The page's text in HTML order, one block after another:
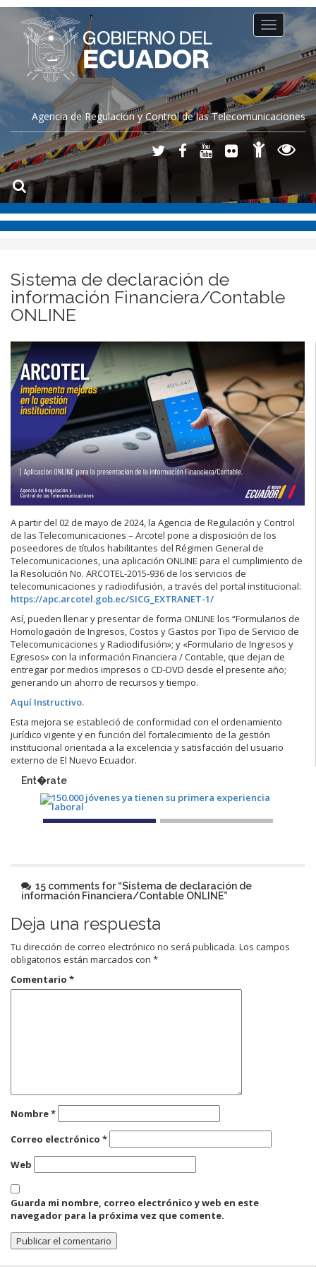
Agencia de Regulación y Control de las Telecomunicaciones
Toggle
navigation
Sistema de declaración de
información Financiera/Contable
ONLINE
A partir del 02 de mayo de 2024, la Agencia de Regulación y Control
de las Telecomunicaciones – Arcotel pone a disposición de los
poseedores de títulos habilitantes del Régimen General de
Telecomunicaciones, una aplicación ONLINE para el cumplimiento de
la Resolución No. ARCOTEL-2015-936 de los servicios de
telecomunicaciones y radiodifusión, a través del portal institucional:
https://apc.arcotel.gob.ec/SICG_EXTRANET-1/
Así, pueden llenar y presentar de forma ONLINE los “Formularios de
Homologación de Ingresos, Costos y Gastos por Tipo de Servicio de
Telecomunicaciones y Radiodifusión»; y «Formulario de Ingresos y
Egresos» con la información Financiera / Contable, que dejan de
entregar por medios impresos o CD-DVD desde el presente año;
generando un ahorro de recursos y tiempo.
Aquí Instructivo.
Esta mejora se estableció de conformidad con el ordenamiento
jurídico vigente y en función del fortalecimiento de la gestión
institucional orientada a la excelencia y satisfacción del usuario
externo de El Nuevo Ecuador.
Ent�rate
15 comments for “Sistema de declaración de
información Financiera/Contable ONLINE”
Deja una respuesta
Tu dirección de correo electrónico no será publicada. Los campos
obligatorios están marcados con *
Comentario *
Nombre*
Correo electrónico *
Web
Guarda mi nombre, correo electrónico y web en este
navegador para la próxima vez que comente.